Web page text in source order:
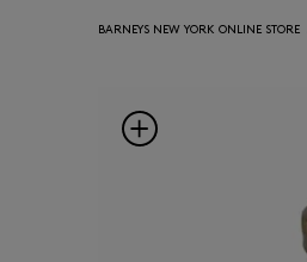
BARNEYS NEW YORK ONLINE STORE